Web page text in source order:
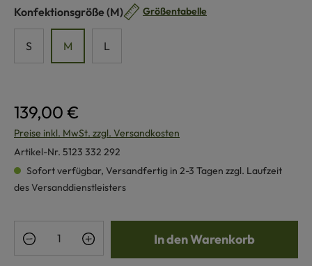
Konfektionsgröße auswählen
(M) Größentabelle
S M L
139,00 €
Preise inkl. MwSt. zzgl. Versandkosten
Artikel-Nr. 5123 332 292
Sofort verfügbar, Versandfertig in 2-3 Tagen zzgl. Laufzeit
des Versanddienstleisters
Produkt Anzahl: Gib den gewünschten
In den Warenkorb